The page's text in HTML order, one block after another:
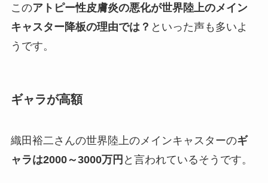
このアトピー性皮膚炎の悪化が世界陸上のメイン
キャスター降板の理由では？ といった声も多いよ
うです。
ギャラが高額
織田裕二さんの世界陸上のメインキャスターのギ
ャラは2000～3000万円 と言われているそうです。